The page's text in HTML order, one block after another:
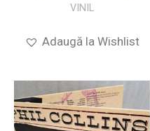
VINIL
Adaugă la Wishlist